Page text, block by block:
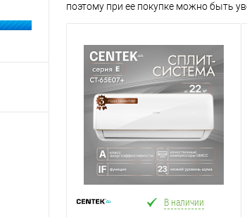
поэтому при ее покупке можно быть
В наличии